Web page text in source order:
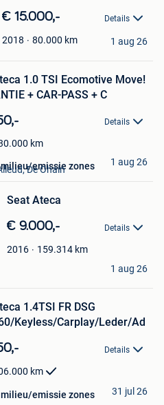
€ 15.000,- Details
2018 80.000 km 1 aug 26
1.0 TSI Ecomotive Move!
+ CAR-PASS + C
Details
km
emissie zones
De Ohain
1 aug 26
Seat Ateca
€ 9.000,- Details
2016 159.314 km
1 aug 26
1.4TSI FR DSG
Keyless/Carplay/Leder/Ad
Details
km
emissie zones 31 jul 26